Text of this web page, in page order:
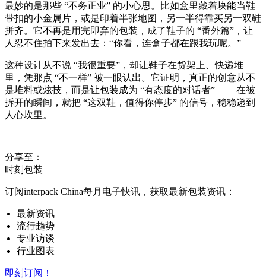
最妙的是那些 “不务正业” 的小心思。比如盒里藏着块能当鞋
带扣的小金属片，或是印着半张地图，另一半得靠买另一双鞋
拼齐。它不再是用完即弃的包装，成了鞋子的 “番外篇”，让
人忍不住拍下来发出去：“你看，连盒子都在跟我玩呢。”
这种设计从不说 “我很重要”，却让鞋子在货架上、快递堆
里，凭那点 “不一样” 被一眼认出。它证明，真正的创意从不
是堆料或炫技，而是让包装成为 “有态度的对话者”—— 在被
拆开的瞬间，就把 “这双鞋，值得你停步” 的信号，稳稳递到
人心坎里。
分享至：
时刻包装
订阅interpack China每月电子快讯，获取最新包装资讯：
最新资讯
流行趋势
专业访谈
行业图表
即刻订阅！